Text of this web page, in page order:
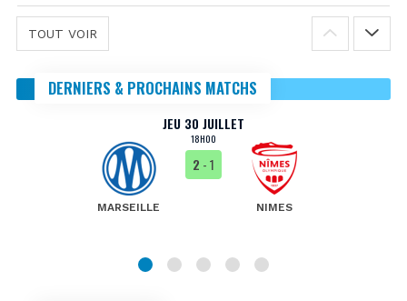
TOUT VOIR
DERNIERS & PROCHAINS MATCHS
JEU 30 JUILLET
18H00
MARSEILLE
2 - 1
NIMES